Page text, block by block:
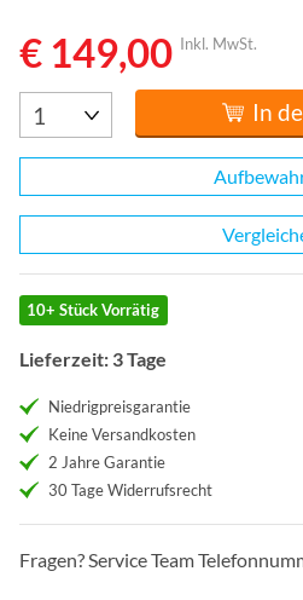
€ 149,00 Inkl. MwSt.
In
10+ Stück Vorrätig
Lieferzeit: 3 Tage
Niedrigpreisgarantie
Keine Versandkosten
2 Jahre Garantie
30 Tage Widerrufsrecht
Fragen? Service Team